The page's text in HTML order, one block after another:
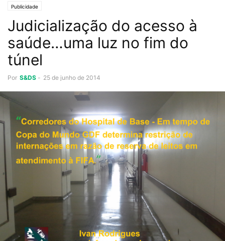
Publicidade
Judicialização do acesso à
saúde…uma luz no fim do
túnel
Por S&DS - 25 de junho de 2014